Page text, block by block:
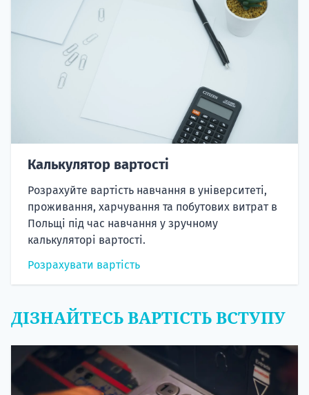
Калькулятор вартості
Розрахуйте вартість навчання в університеті,
проживання, харчування та побутових витрат в
Польщі під час навчання у зручному
калькуляторі вартості.
Розрахувати вартість
ДІЗНАЙТЕСЬ ВАРТІСТЬ ВСТУПУ